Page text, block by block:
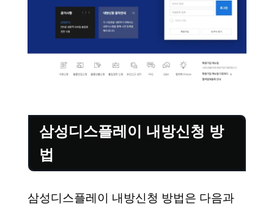
삼성디스플레이 내방신청 방
법
삼성디스플레이 내방신청 방법은 다음과